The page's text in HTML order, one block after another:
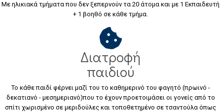
Με ηλικιακά τμήματα που δεν ξεπερνούν τα 20 άτομα και με 1 Εκπαιδευτή
+ 1 βοηθό σε κάθε τμήμα.
Διατροφή
παιδιού
Το κάθε παιδί φέρνει μαζί του το καθημερινό του φαγητό (πρωινό -
δεκατιανό - μεσημεριανό)που το έχουν προετοιμάσει οι γονείς από το
σπίτι χωρισμένο σε μεριδούλες και τοποθετημένο σε τσαντούλα όπως